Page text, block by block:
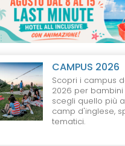
CAMPUS 2026
Scopri i campus
2026 per
scegli quello più
camp d'inglese,
tematici.